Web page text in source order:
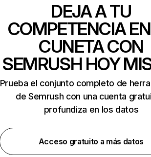
DEJA A TU
COMPETENCIA
CUNETA CON
SEMRUSH HOY
Prueba el conjunto completo de
de Semrush con una cuenta
profundiza en los datos
Acceso gratuito a más datos